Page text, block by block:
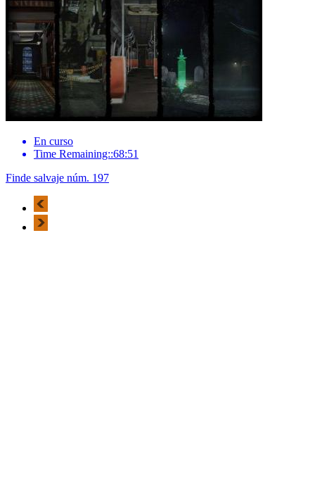
En curso
Time Remaining::68:51
Finde salvaje núm. 197